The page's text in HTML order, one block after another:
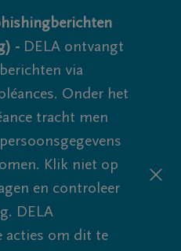
- DELA ontvangt
via
Onder het
tracht men
Klik niet op
en controleer
DELA
acties om dit te